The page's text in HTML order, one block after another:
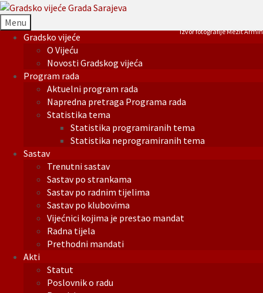
Menu
Gradsko vijeće
O Vijeću
Novosti Gradskog vijeća
Program rada
Aktuelni program rada
Napredna pretraga Programa rada
Statistika tema
Statistika programiranih tema
Statistika neprogramiranih tema
Sastav
Trenutni sastav
Sastav po strankama
Sastav po radnim tijelima
Sastav po klubovima
Vijećnici kojima je prestao mandat
Radna tijela
Prethodni mandati
Akti
Statut
Poslovnik o radu
Izvor fotografije Mezit Armin